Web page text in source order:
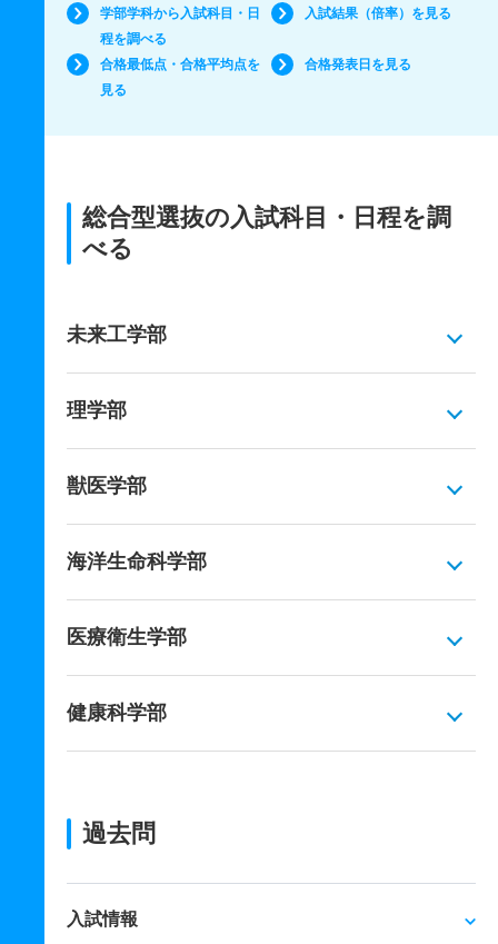
学部学科から入試科目・日
程を調べる
入試結果（倍率）を見る
合格最低点・合格平均点を
見る
合格発表日を見る
総合型選抜の入試科目・日程を調
べる
未来工学部
理学部
獣医学部
海洋生命科学部
医療衛生学部
健康科学部
過去問
入試情報